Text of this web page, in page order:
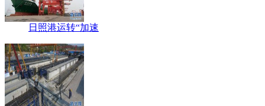
日照港运转“加速